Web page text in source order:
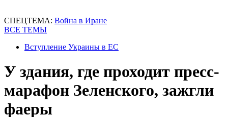
СПЕЦТЕМА: Война в Иране
ВСЕ ТЕМЫ
Вступление Украины в ЕС
У здания, где проходит пресс-
марафон Зеленского, зажгли
фаеры